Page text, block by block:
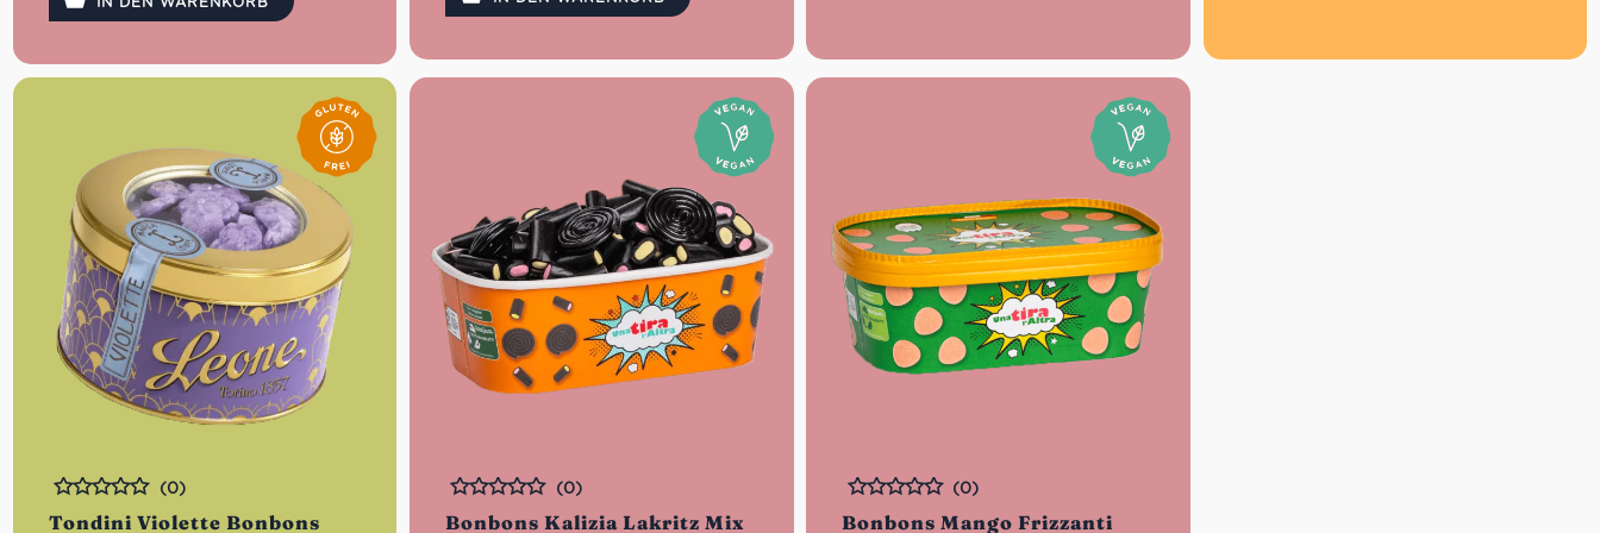
Tondini Violette Bonbons
Bewertet
(0)
Bonbons Kalizia Lakritz Mix
Bewertet
(0)
Bonbons Mango Frizzanti
Bewertet
(0)